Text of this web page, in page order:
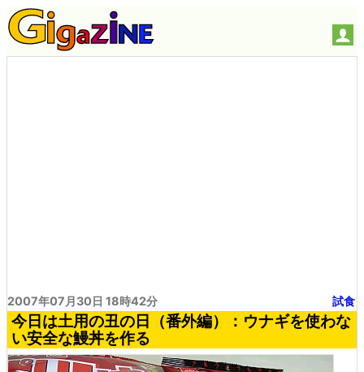
2007年07月30日 18時42分 試食
今日は土用の丑の日（番外編）：ウナギを使わな
い安全な鰻丼を作る